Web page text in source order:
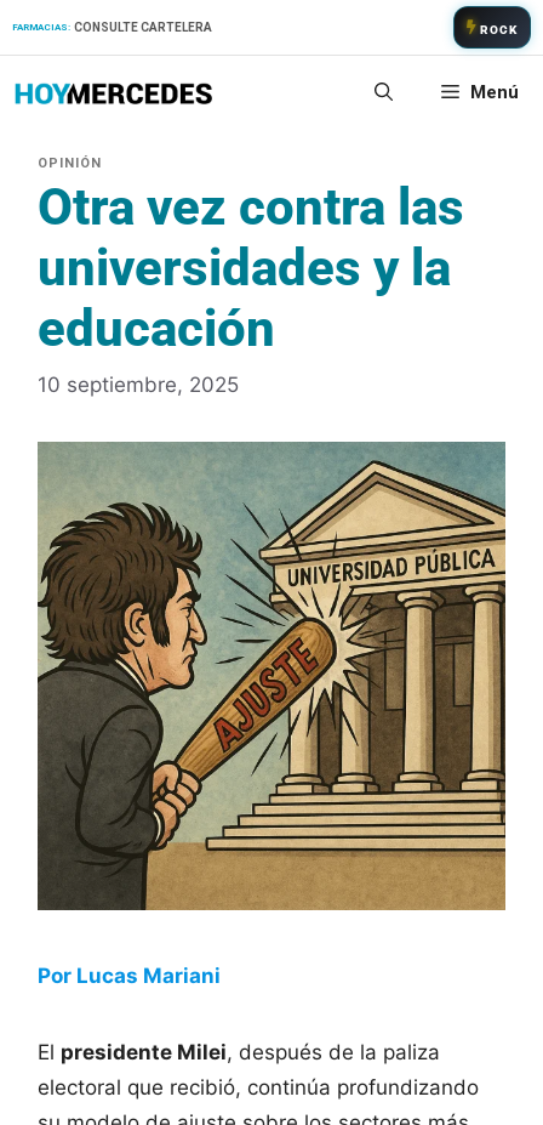
FARMACIAS: CONSULTE CARTELERA ROCK
Menú
Otra vez contra las
universidades y la
educación
10 septiembre, 2025
Por Lucas Mariani
El presidente Milei, después de la paliza
electoral que recibió, continúa profundizando